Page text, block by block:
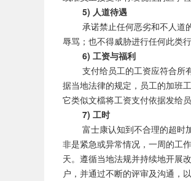
5) 人道待遇
承诺禁止任何恶劣和不人道的
辱骂；也不得威胁进行任何此类
6) 工资与福利
支付给员工的工资应符合所有
据当地法律的规定，员工的加班
它类似文檔将工资支付依据发给员
7) 工时
富士康认知到不合理的超时加
非是紧急或异常情况，一周的工
天。遵循当地法规并持续地开展
户，并通过不断的评审及沟通，